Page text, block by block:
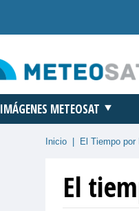
IMÁGENES METEOSAT
Inicio El Tiempo por
El